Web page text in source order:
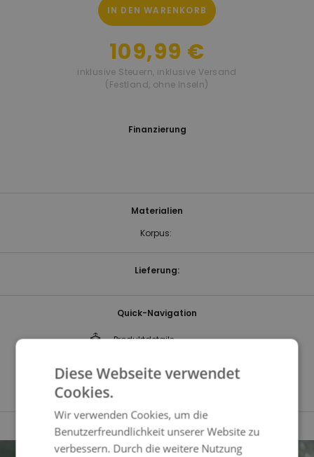
IN DEN WARENKORB
109,99 €
inklusive Steuern, inklusive Versand
(Festland, ohne Inseln)
Materialien
Korpus:
Lieferung:
Quick-Navigation
Produktdetails
Finanzierung
Diese Webseite verwendet
Cookies.
Wir verwenden Cookies, um die
Benutzerfreundlichkeit unserer Website zu
verbessern. Durch die weitere Nutzung